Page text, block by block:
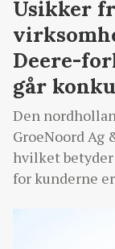
Usikker
Deere-
går
Den
GroeNoord Ag
hvilket
for kunderne